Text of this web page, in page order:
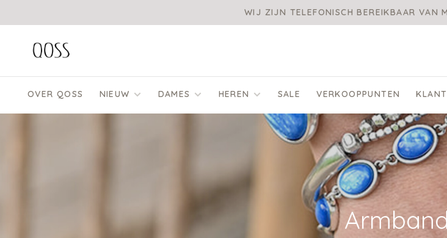
WIJ ZIJN TELEFONISCH BEREIKBAAR VAN
OVER QOSS NIEUW DAMES HEREN SALE VERKOOPPUNTEN